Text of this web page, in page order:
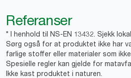
Referanser
* I henhold til NS-EN 13432. Sjekk
Sørg også for at produktet ikke har
farlige stoffer eller materialer som
Spesielle regler kan gjelde for
Ikke kast produktet i naturen.